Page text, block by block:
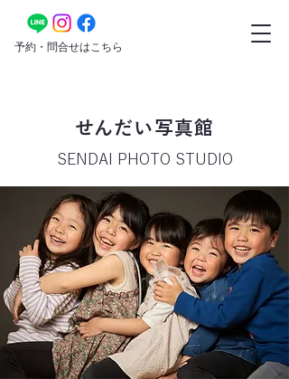
​予約・問合せはこちら
​せんだい写真館
​SENDAI PHOTO STUDIO